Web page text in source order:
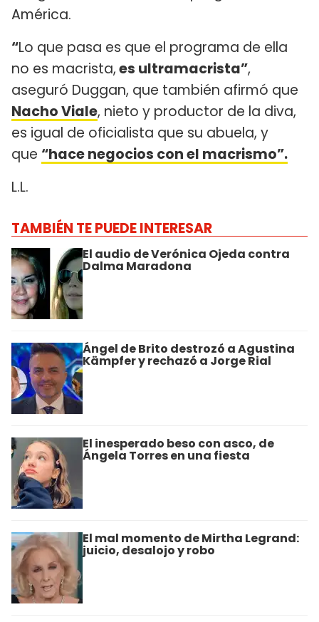
América.
“Lo que pasa es que el programa de ella
no es macrista,es ultramacrista”,
aseguró Duggan, que también afirmó que
Nacho Viale, nieto y productor de la diva,
es igual de oficialista que su abuela, y
que “hace negocios con el macrismo”.
L.L.
TAMBIÉN TE PUEDE INTERESAR
El audio de Verónica Ojeda contra
Dalma Maradona
Ángel de Brito destrozó a Agustina
Kämpfer y rechazó a Jorge Rial
El inesperado beso con asco, de
Ángela Torres en una fiesta
El mal momento de Mirtha Legrand:
juicio, desalojo y robo